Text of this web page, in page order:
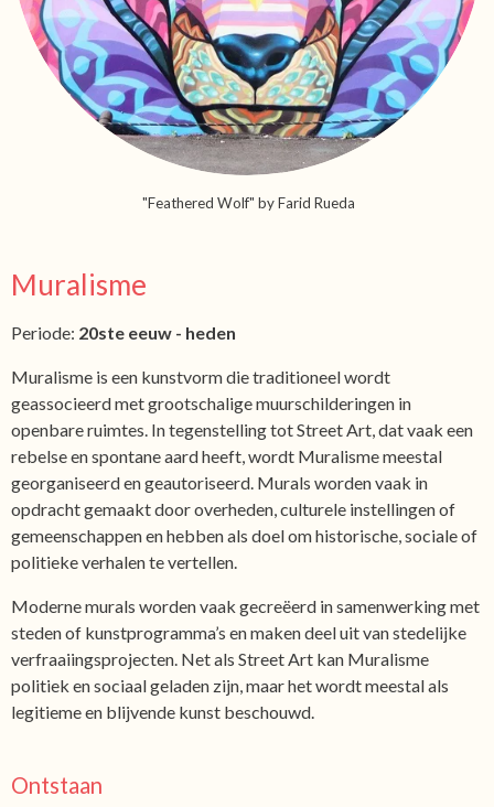
"Feathered Wolf" by Farid Rueda
Muralisme
Periode: 20ste eeuw - heden
Muralisme is een kunstvorm die traditioneel wordt
geassocieerd met grootschalige muurschilderingen in
openbare ruimtes. In tegenstelling tot Street Art, dat vaak een
rebelse en spontane aard heeft, wordt Muralisme meestal
georganiseerd en geautoriseerd. Murals worden vaak in
opdracht gemaakt door overheden, culturele instellingen of
gemeenschappen en hebben als doel om historische, sociale of
politieke verhalen te vertellen.
Moderne murals worden vaak gecreëerd in samenwerking met
steden of kunstprogramma’s en maken deel uit van stedelijke
verfraaiingsprojecten. Net als Street Art kan Muralisme
politiek en sociaal geladen zijn, maar het wordt meestal als
legitieme en blijvende kunst beschouwd.
Ontstaan